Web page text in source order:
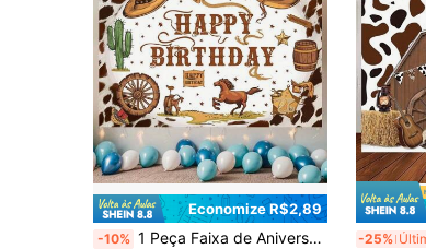
Economize R$2,89
-10% 1 Peça Faixa de Aniversário, Padrão de Bottom com Chapéu de Cowboy Ocidental, Cacto e Texto "Feliz Aniversário", Tecido de Poliéster, Adequado para Festa, Quintal, Decoração Doméstica, Festa de Aniversário e Decoração de Bottom de Foto. -25%